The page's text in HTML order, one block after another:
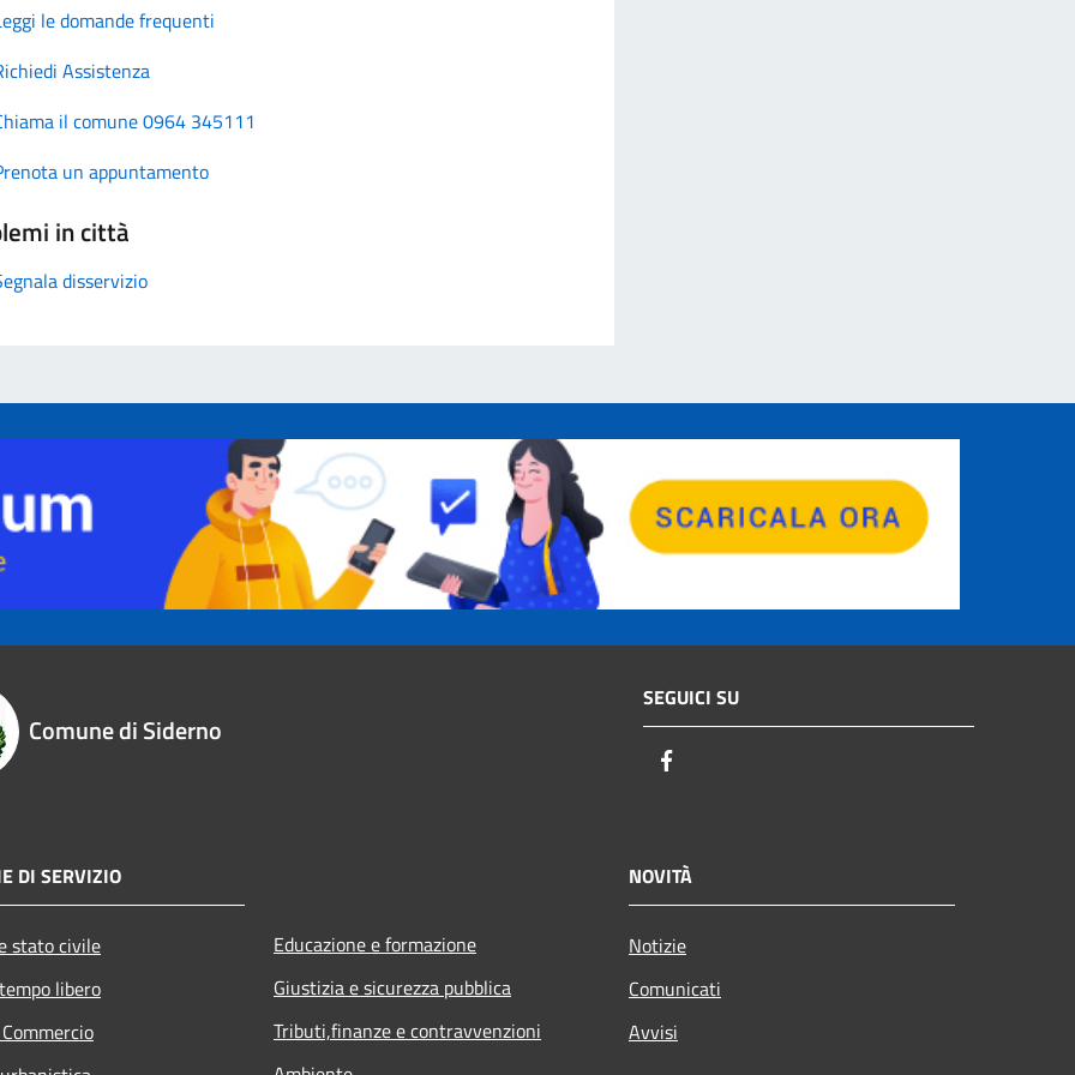
le domande frequenti
Assistenza
il comune 0964 345111
un appuntamento
in città
disservizio
Comune di Siderno
SEGUICI SU
DI SERVIZIO
stato civile
libero
Educazione e formazione
Giustizia e sicurezza pubblica
Tributi,finanze e contravvenzioni
NOVITÀ
Notizie
Comunicati
Avvisi